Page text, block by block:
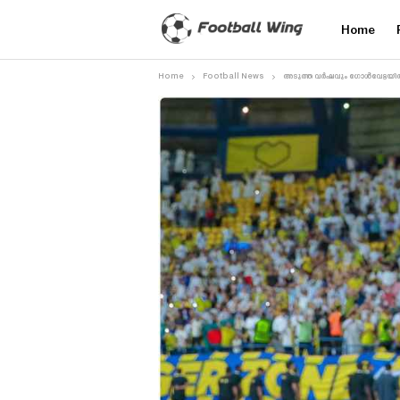
Home
Home Football News അടുത്ത വർഷവും